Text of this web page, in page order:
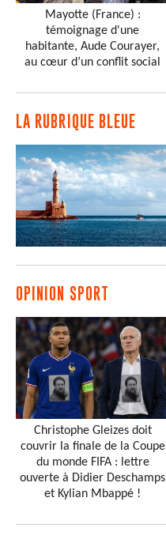
Mayotte (France) :
témoignage d'une
habitante, Aude Courayer,
au cœur d’un conflit social
LA RUBRIQUE BLEUE
OPINION SPORT
Christophe Gleizes doit
couvrir la finale de la Coupe
du monde FIFA : lettre
ouverte à Didier Deschamps
et Kylian Mbappé !